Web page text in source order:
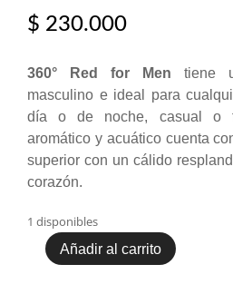
$ 230.000
360° Red for Men tiene
masculino e ideal para
día o de noche, casual o
aromático y acuático cuenta
superior con un cálido
corazón.
1 disponibles
Perry
Añadir al carrito